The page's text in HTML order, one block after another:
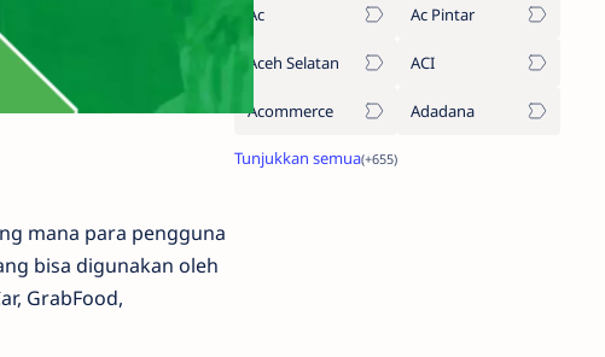
mana para pengguna
bisa digunakan oleh
GrabFood,
Ac Ac Pintar
Aceh Selatan ACI
Acommerce Adadana